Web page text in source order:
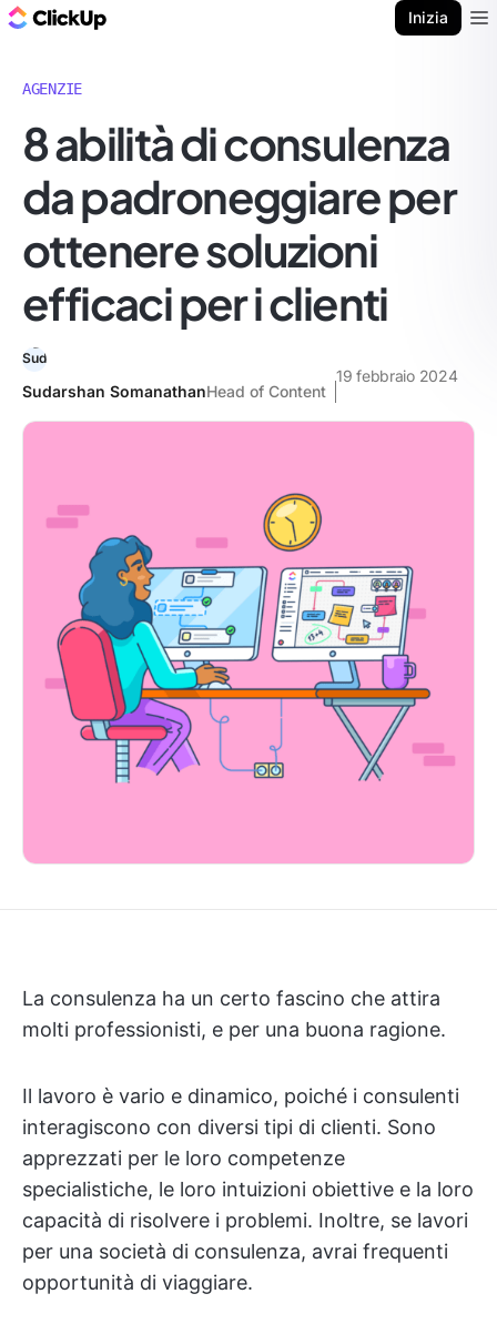
Inizia
AGENZIE
8 abilità di consulenza
da padroneggiare per
ottenere soluzioni
efficaci per i clienti
Sudarshan SomanathanHead of Content
19 febbraio 2024
La consulenza ha un certo fascino che attira
molti professionisti, e per una buona ragione.
Il lavoro è vario e dinamico, poiché i consulenti
interagiscono con diversi tipi di clienti. Sono
apprezzati per le loro competenze
specialistiche, le loro intuizioni obiettive e la loro
capacità di risolvere i problemi. Inoltre, se lavori
per una società di consulenza, avrai frequenti
opportunità di viaggiare.